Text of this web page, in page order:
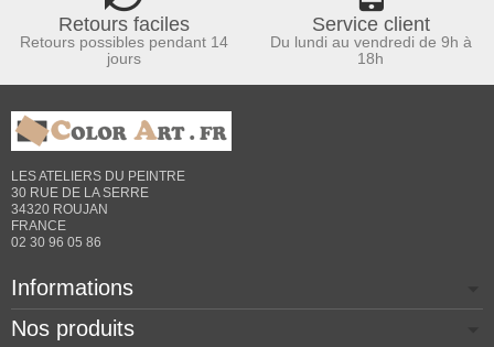
Retours faciles
Retours possibles pendant 14
jours
Service client
Du lundi au vendredi de 9h à
18h
LES ATELIERS DU PEINTRE
30 RUE DE LA SERRE
34320 ROUJAN
FRANCE
02 30 96 05 86
Informations
Nos produits